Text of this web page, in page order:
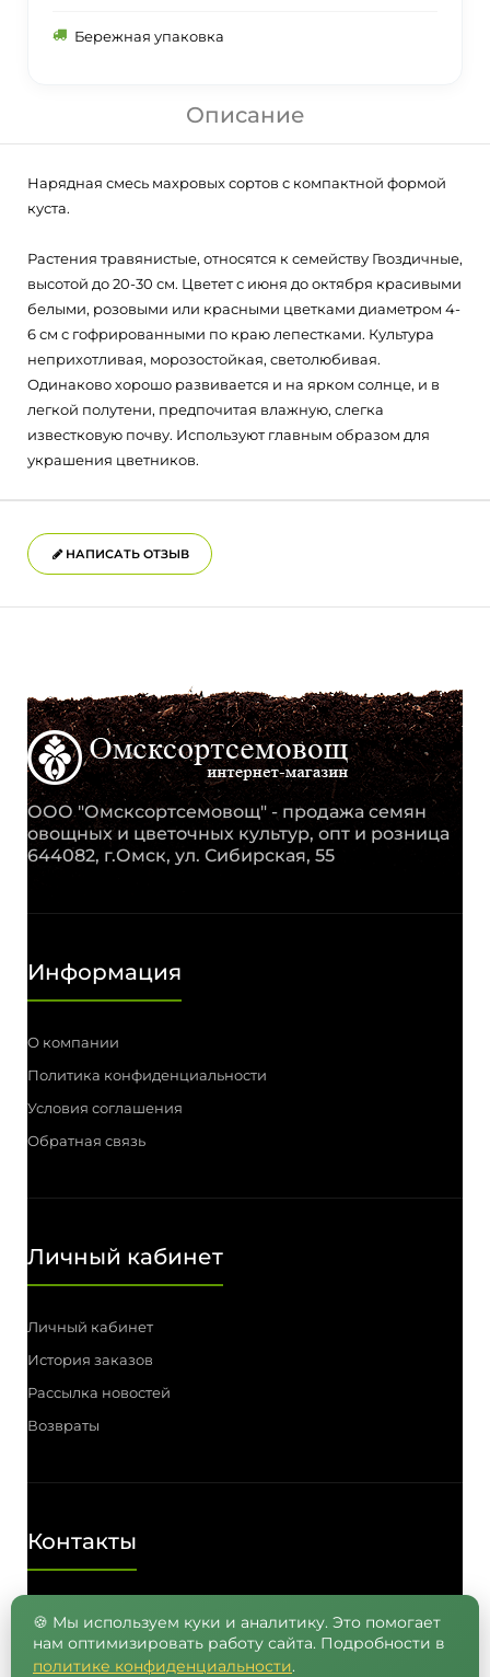
Бережная упаковка
Описание
Нарядная смесь махровых сортов с компактной формой
куста.
Растения травянистые, относятся к семейству Гвоздичные,
высотой до 20-30 см. Цветет с июня до октября красивыми
белыми, розовыми или красными цветками диаметром 4-
6 см с гофрированными по краю лепестками. Культура
неприхотливая, морозостойкая, светолюбивая.
Одинаково хорошо развивается и на ярком солнце, и в
легкой полутени, предпочитая влажную, слегка
известковую почву. Используют главным образом для
украшения цветников.
НАПИСАТЬ ОТЗЫВ
ООО "Омсксортсемовощ" - продажа семян
овощных и цветочных культур, опт и розница
644082, г.Омск, ул. Сибирская, 55
Информация
О компании
Политика конфиденциальности
Условия соглашения
Обратная связь
Личный кабинет
Личный кабинет
История заказов
Рассылка новостей
Возвраты
Контакты
8 (962) 050-05-65, 8 (965) 875-75-55
🍪 Мы используем куки и аналитику. Это помогает
нам оптимизировать работу сайта. Подробности в
политике конфиденциальности.